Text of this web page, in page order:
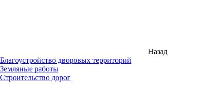
Назад
Благоустройство дворовых территорий
Земляные работы
Строительство дорог